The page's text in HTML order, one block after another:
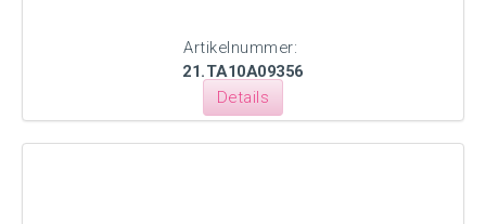
Artikelnummer:
21.TA10A09356
Details